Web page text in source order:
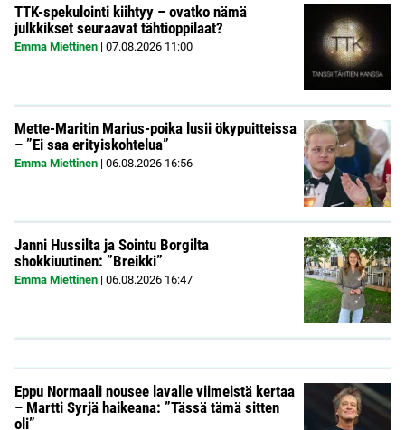
TTK-spekulointi kiihtyy – ovatko nämä
julkkikset seuraavat tähtioppilaat?
Emma Miettinen | 07.08.2026 11:00
Mette-Maritin Marius-poika lusii ökypuitteissa
– ”Ei saa erityiskohtelua”
Emma Miettinen | 06.08.2026 16:56
Janni Hussilta ja Sointu Borgilta
shokkiuutinen: ”Breikki”
Emma Miettinen | 06.08.2026 16:47
Eppu Normaali nousee lavalle viimeistä kertaa
– Martti Syrjä haikeana: ”Tässä tämä sitten
oli”